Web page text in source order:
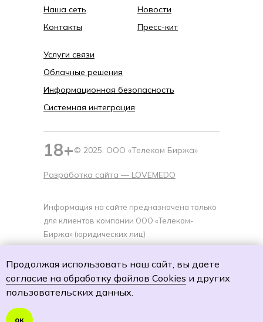
Наша сеть
Контакты
Новости
Пресс-кит
18+© 2025. ООО «Телеком Биржа»
Разработка сайта — LOVEMEDO
Услуги связи
Облачные решения
Информационная безопасность
Системная интеграция
Информация на сайте предназначена только
для клиентов компании ООО «Телеком-
Биржа» (юридических лиц)
Политику обработки персональных данных
Согласие на обработку персональных данных
Согласие на получение специальных
Продолжая использовать наш сайт, вы даете
согласие на обработку файлов Cookies и других
пользовательских данных.
ок